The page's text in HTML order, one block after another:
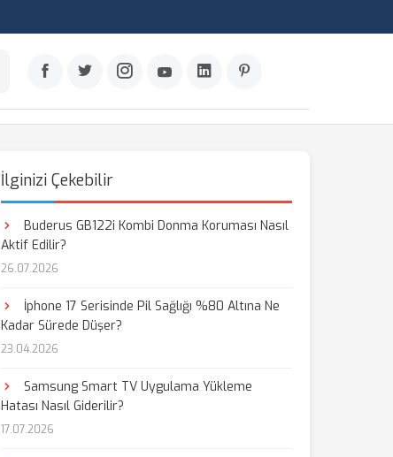
İlginizi Çekebilir
Buderus GB122i Kombi Donma Koruması Nasıl
Aktif Edilir?
26.07.2026
İphone 17 Serisinde Pil Sağlığı %80 Altına Ne
Kadar Sürede Düşer?
23.04.2026
Samsung Smart TV Uygulama Yükleme
Hatası Nasıl Giderilir?
17.07.2026